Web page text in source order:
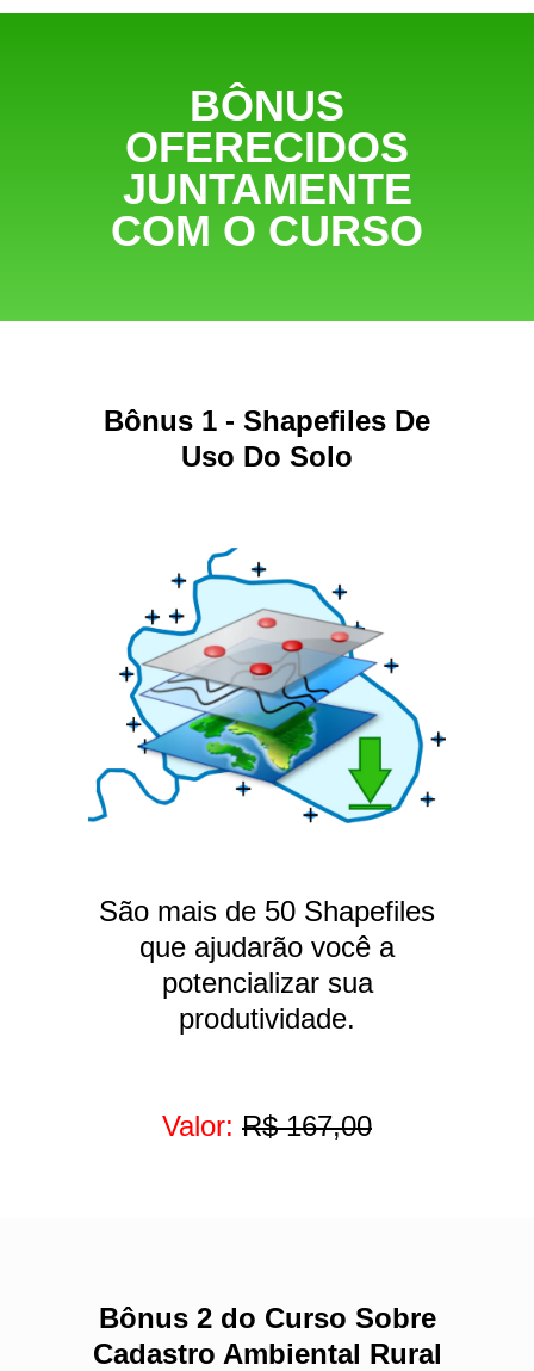
BÔNUS
OFERECIDOS
JUNTAMENTE
COM O CURSO
Bônus 1 - Shapefiles De
Uso Do Solo
São mais de 50 Shapefiles
que ajudarão você a
potencializar sua
produtividade.
Valor: R$ 167,00
Bônus 2 do Curso Sobre
Cadastro Ambiental Rural